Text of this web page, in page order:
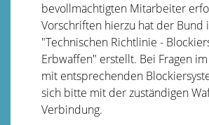
bevollmächtigten Mitarbeiter
Vorschriften hierzu hat der Bund
"Technischen Richtlinie -
Erbwaffen" erstellt. Bei Fragen
mit entsprechenden
sich bitte mit der zuständigen
Verbindung.